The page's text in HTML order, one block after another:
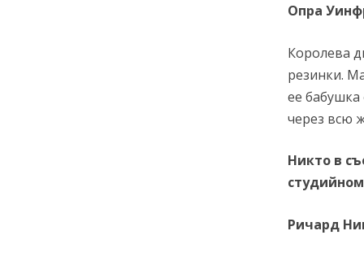
Опра
Королева
резинки.
ее
через всю
Никто в
Ричард